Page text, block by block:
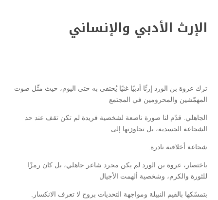
الإرث الأدبي والإنساني
ترك عروة بن الورد إرثًا أدبيًا غنيًا يُحتفى به حتى اليوم، حيث مثّل صوت
المهمّشين والمحرومين في المجتمع
الجاهلي. قدّم لنا صورة ناصعة لشخصية فريدة لم تكن تقف عند حد
الشجاعة الجسدية، بل تجاوزتها إلى
شجاعة أخلاقية نادرة.
باختصار، عروة بن الورد لم يكن مجرد شاعر جاهلي، بل كان رمزًا
للثورة والكرم، وشخصية ألهمت الأجيال
بتمسّكها بالقيم النبيلة ومواجهة التحديات بروح لا تعرف الانكسار.